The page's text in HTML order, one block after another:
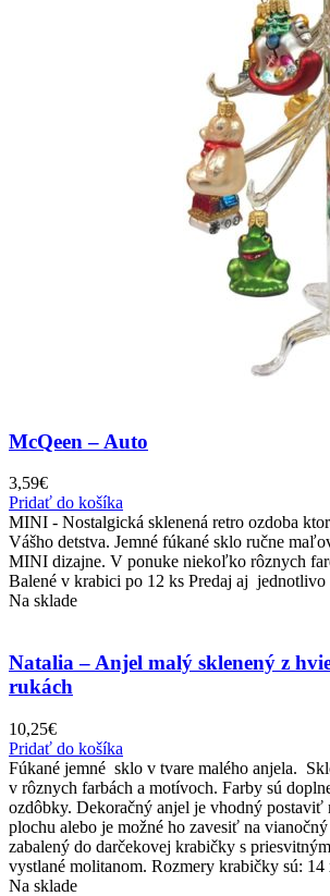
McQeen – Auto
3,59€
Pridať do košíka
MINI - Nostalgická sklenená retro ozdoba
Vášho detstva. Jemné fúkané sklo ručne
MINI dizajne. V ponuke niekoľko rôznych
Balené v krabici po 12 ks Predaj aj jednotlivo
Na sklade
Natalia – Anjel malý sklenený z
rukách
10,25€
Pridať do košíka
Fúkané jemné sklo v tvare malého anjela.
v rôznych farbách a motívoch. Farby sú
ozdôbky. Dekoračný anjel je vhodný postaviť
plochu alebo je možné ho zavesiť na
zabalený do darčekovej krabičky s
vystlané molitanom. Rozmery krabičky sú:
Na sklade